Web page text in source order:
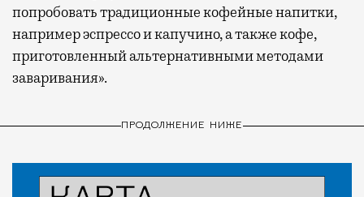
попробовать традиционные кофейные напитки,
например эспрессо и капучино, а также кофе,
приготовленный альтернативными методами
заваривания».
ПРОДОЛЖЕНИЕ НИЖЕ